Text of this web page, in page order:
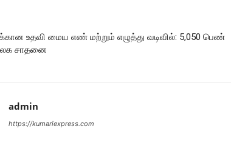
உதவி மைய எண் மற்றும் எழுத்து வடிவில்: 5,050 பெண்
சாதனை
admin
https://kumariexpress.com